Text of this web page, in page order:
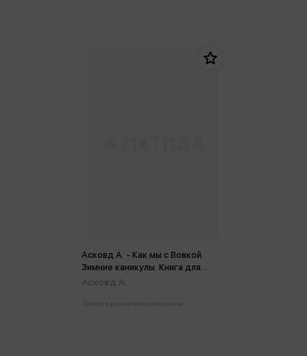
Асковд А. - Как мы с Вовкой.
Зимние каникулы. Книга для
взрослых, которые забыли о
Асковд А.